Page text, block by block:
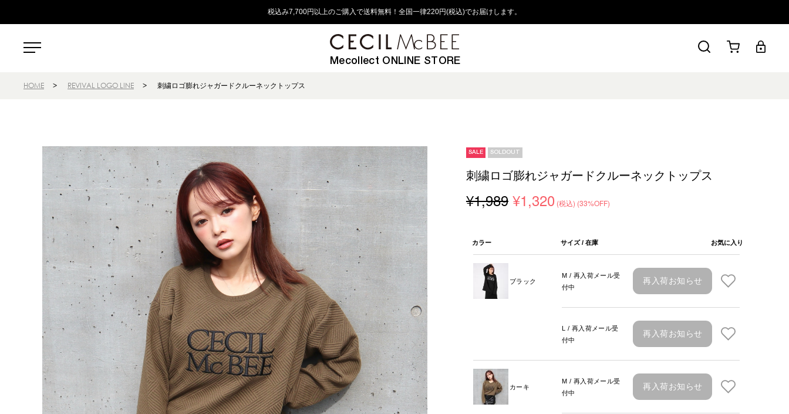
税込み7,700円以上のご購入で送料無料！全国一律220円(税込)でお届けします。
Mecollect ONLINE STORE
HOME > REVIVAL LOGO LINE > 刺繍ロゴ膨れジャガードクルーネックトップス
SALE SOLDOUT
刺繍ロゴ膨れジャガードクルーネックトップス
¥1,989 ¥1,320 (税込) (33%OFF)
カラー サイズ / 在庫 お気に入り
ブラック
M / 再入荷メール受
付中
再入荷お知らせ
L / 再入荷メール受
付中
再入荷お知らせ
カーキ
M / 再入荷メール受
付中
再入荷お知らせ